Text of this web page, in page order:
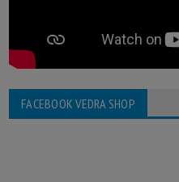
FACEBOOK VEDRA SHOP